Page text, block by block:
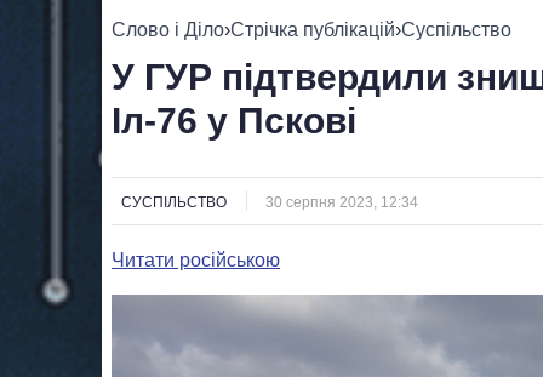
УСІ ПОЛІТИКИ ПРЕЗИДЕНТ І ОФІС
Слово і Діло›Стрічка публікацій›Суспільство
У ГУР підтвердили
Іл-76 у Пскові
СУСПІЛЬСТВО 30 серпня 2023, 12:34
Читати російською